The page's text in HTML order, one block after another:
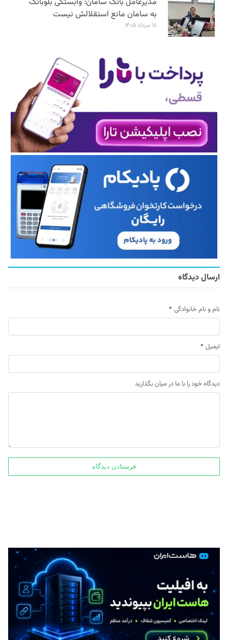
به سامان مانع استقلالش نیست
۱۸ مرداد ۱۴۰۵
ارسال دیدگاه
نام و نام خانوادگی *
ایمیل *
دیدگاه خود را با ما در میان بگذارید